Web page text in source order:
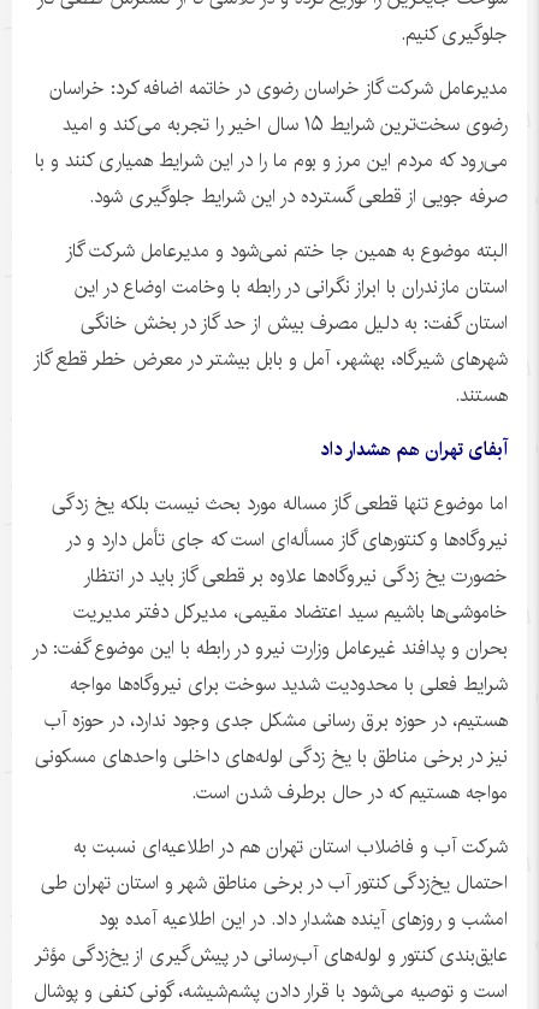
جلوگیری کنیم.
مدیرعامل شرکت گاز خراسان رضوی در خاتمه اضافه کرد: خراسان
رضوی سخت‌ترین شرایط ۱۵ سال اخیر را تجربه می‌کند و امید
می‌رود که مردم این مرز و بوم ما را در این شرایط همیاری کنند و با
صرفه جوییاز قطعی گسترده در این شرایط جلوگیری شود.
البته موضوع به همین جا ختم نمی‌شود و مدیرعامل شرکت گاز
استان مازندران با ابراز نگرانی در رابطه با وخامت اوضاع در این
استان گفت: به دلیل مصرف بیش از حد گاز در بخش خانگی
شهرهای شیرگاه، بهشهر، آمل و بابل بیشتر در معرض خطر قطع گاز
هستند.
آبفای تهران هم هشدار داد
اما موضوع تنها قطعی گاز مساله مورد بحث نیست بلکه یخ زدگی
نیروگاه‌ها و کنتورهای گاز مسأله‌ای است که جای تأمل دارد و در
خصورتیخ زدگی نیروگاه‌ها علاوه بر قطعی گاز باید در انتظار
خاموشی‌ها باشیم سید اعتضاد مقیمی، مدیرکل دفتر مدیریت
بحران و پدافند غیرعامل وزارت نیرو در رابطه با این موضوع گفت: در
شرایط فعلی با محدودیت شدید سوخت برای نیروگاه‌ها مواجه
هستیم، در حوزه برق رسانی مشکل جدی وجود ندارد، در حوزه آب
نیز در برخی مناطق با یخ زدگی لوله‌های داخلی واحدهای مسکونی
مواجه هستیم که در حال برطرف شدن است.
شرکت آب و فاضلاب استان تهران هم در اطلاعیه‌ای نسبت به
احتمال یخ‌زدگی کنتور آب در برخی مناطق شهر و استان تهران طی
امشب و روزهای آینده هشدار داد. در این اطلاعیه آمده بود
عایق‌بندی کنتور و لوله‌های آب‌رسانی در پیش‌گیری از یخ‌زدگی مؤثر
است و توصیه می‌شود با قرار دادن پشم‌شیشه، گونی کنفی و پوشال